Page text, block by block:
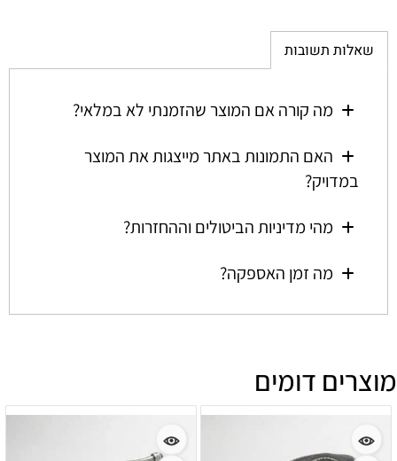
שאלות תשובות
מה קורה אם המוצר שהזמנתי לא במלאי?
האם התמונות באתר מייצגות את המוצר
במדויק?
מהי מדיניות הביטולים וההחזרות?
מה זמן האספקה?
מוצרים דומים